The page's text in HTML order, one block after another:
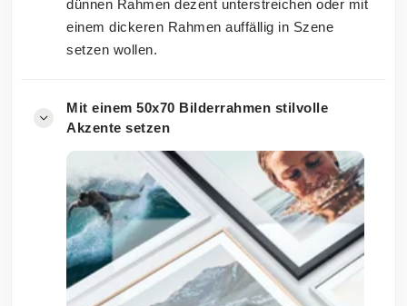
dünnen Rahmen dezent unterstreichen oder mit
einem dickeren Rahmen auffällig in Szene
setzen wollen.
Mit einem 50x70 Bilderrahmen stilvolle
Akzente setzen